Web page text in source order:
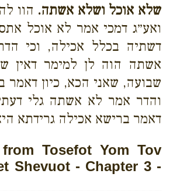
שלא אוכל ושלא אשתה. הוו
ואע״ג דמכי אמר לא אוכל
דשתיה בכלל אכילה, וכי
אשתה הוה לן למימר דאין
שבועה, שאני הכא, כיון דאמר
והדר אמר לא אשתה גלי
דאמר ברישא אכילה גרידתא
Tosefot Yom Tov
Shevuot - Chapter 3 -